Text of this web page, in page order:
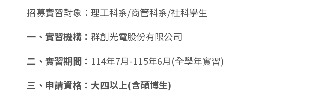
招募實習對象：理工科系/商管科系/社科學生
一、實習機構：群創光電股份有限公司
二、實習期間： 114年7月-115年6月(全學年實習)
三、申請資格：大四以上(含碩博生)